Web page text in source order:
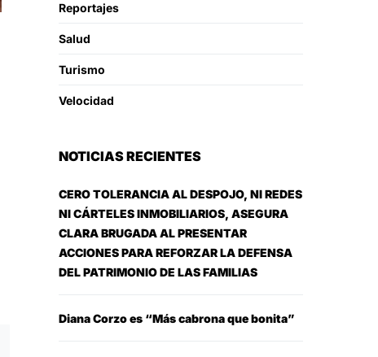
Reportajes
Salud
Turismo
Velocidad
NOTICIAS RECIENTES
CERO TOLERANCIA AL DESPOJO, NI REDES
NI CÁRTELES INMOBILIARIOS, ASEGURA
CLARA BRUGADA AL PRESENTAR
ACCIONES PARA REFORZAR LA DEFENSA
DEL PATRIMONIO DE LAS FAMILIAS
Diana Corzo es “Más cabrona que bonita”